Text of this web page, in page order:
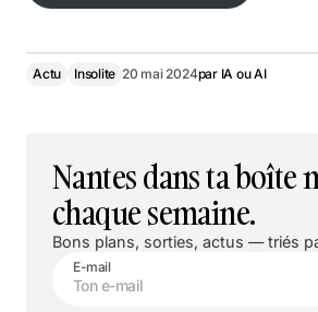
Actu Insolite 20 mai 2024par IA ou AI
Nantes dans ta boîte
chaque semaine.
Bons plans, sorties, actus — triés
E-mail